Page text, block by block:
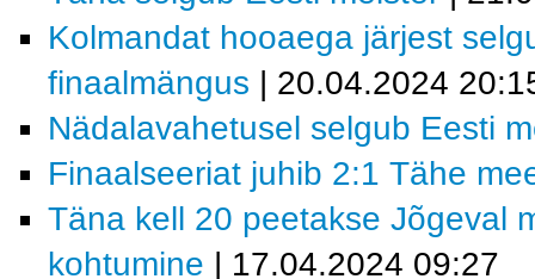
Kolmandat hooaega järjest
finaalmängus | 20.04.2024
Nädalavahetusel selgub Eesti
Finaalseeriat juhib 2:1 Tähe
Täna kell 20 peetakse Jõgeval
kohtumine | 17.04.2024 09:27